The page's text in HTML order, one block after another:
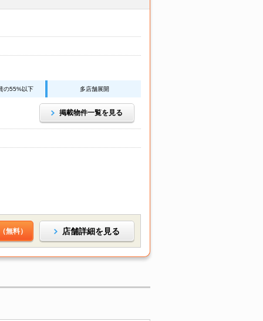
の55%以下 多店舗展開
掲載物件一覧を見る
無料） 店舗詳細を見る